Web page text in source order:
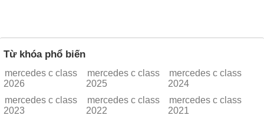
Từ khóa phổ biến
mercedes c class
2026
mercedes c class
2025
mercedes c class
2024
mercedes c class
2023
mercedes c class
2022
mercedes c class
2021